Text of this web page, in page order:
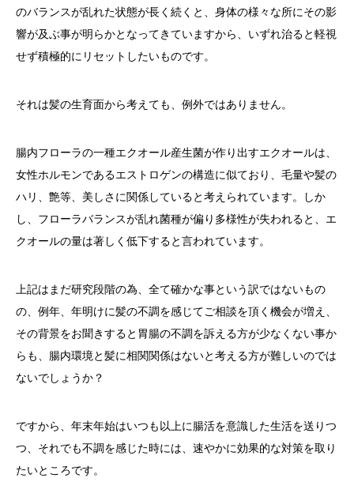
のバランスが乱れた状態が長く続くと、身体の様々な所にその影
響が及ぶ事が明らかとなってきていますから、いずれ治ると軽視
せず積極的にリセットしたいものです。
それは髪の生育面から考えても、例外ではありません。
腸内フローラの一種エクオール産生菌が作り出すエクオールは、
女性ホルモンであるエストロゲンの構造に似ており、毛量や髪の
ハリ、艶等、美しさに関係していると考えられています。しか
し、フローラバランスが乱れ菌種が偏り多様性が失われると、エ
クオールの量は著しく低下すると言われています。
上記はまだ研究段階の為、全て確かな事という訳ではないもの
の、例年、年明けに髪の不調を感じてご相談を頂く機会が増え、
その背景をお聞きすると胃腸の不調を訴える方が少なくない事か
らも、腸内環境と髪に相関関係はないと考える方が難しいのでは
ないでしょうか？
ですから、年末年始はいつも以上に腸活を意識した生活を送りつ
つ、それでも不調を感じた時には、速やかに効果的な対策を取り
たいところです。